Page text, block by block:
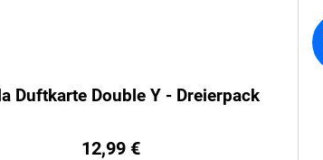
Duftkarte Double Y - Dreierpack
12,99 €